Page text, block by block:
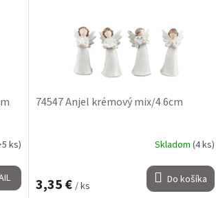
ks)
74547 Anjel krémový mix/4 6cm
Skladom (4 ks)
3,35 € / ks Do košíka